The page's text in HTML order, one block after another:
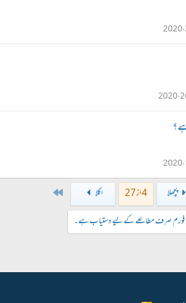
پچھلا 4 از 27 اگلا
فورم صرف مطالعے کے لیے دستیاب ہے۔